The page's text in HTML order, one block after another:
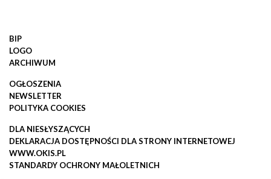
BIP
LOGO
ARCHIWUM
OGŁOSZENIA
NEWSLETTER
POLITYKA COOKIES
DLA NIESŁYSZĄCYCH
DEKLARACJA DOSTĘPNOŚCI DLA STRONY INTERNETOWEJ
WWW.OKIS.PL
STANDARDY OCHRONY MAŁOLETNICH